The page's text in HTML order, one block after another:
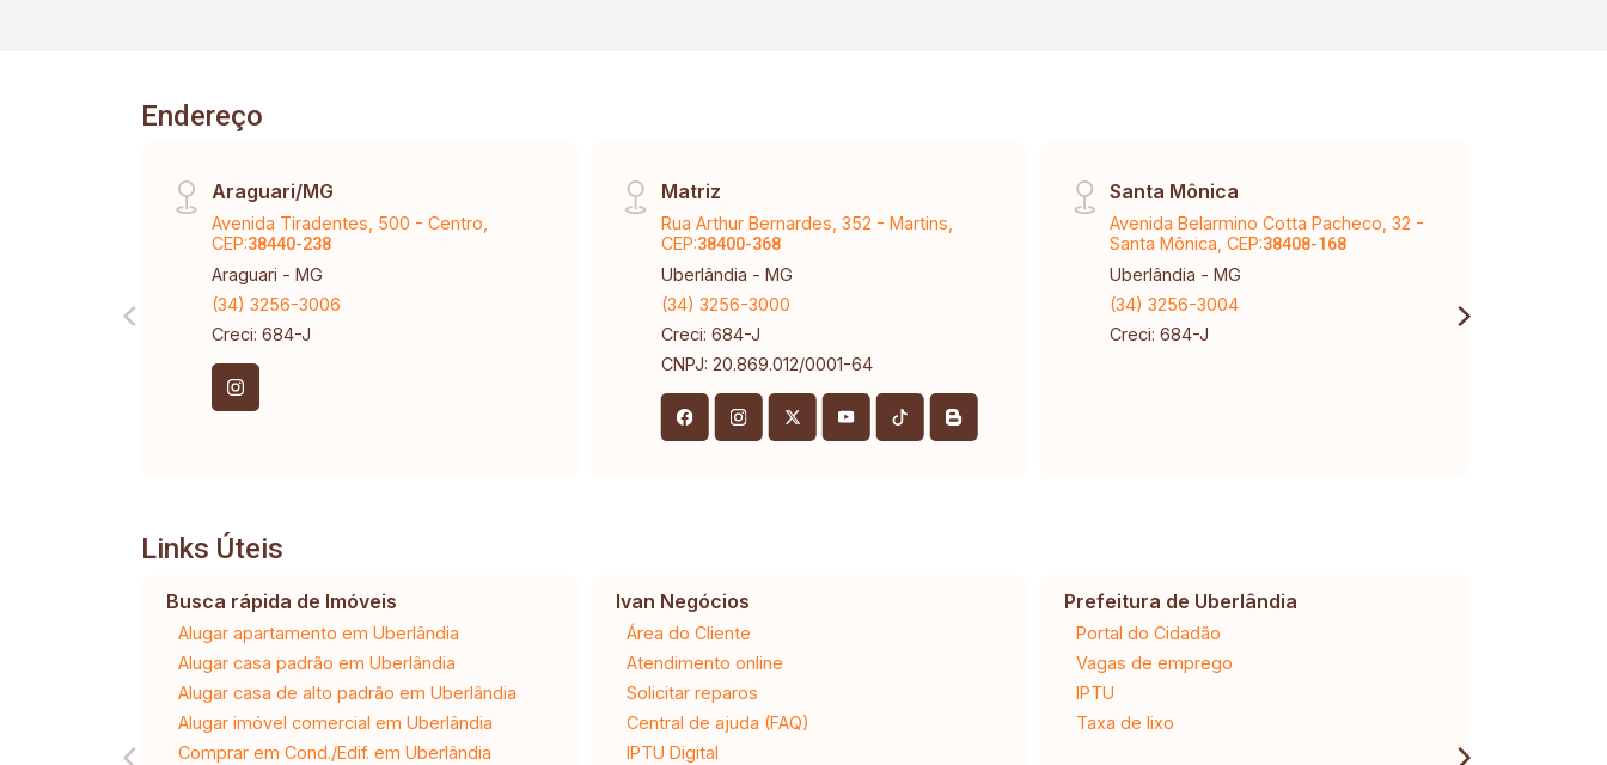
Endereço
Araguari/MG
Avenida Tiradentes, 500 - Centro,
CEP:38440-238
Araguari - MG
(34) 3256-3006
Creci: 684-J
Matriz
Rua Arthur Bernardes, 352 - Martins,
CEP:38400-368
Uberlândia - MG
(34) 3256-3000
Creci: 684-J
CNPJ: 20.869.012/0001-64
Santa Mônica
Avenida Belarmino Cotta Pacheco, 32 -
Santa Mônica, CEP:38408-168
Uberlândia - MG
(34) 3256-3004
Creci: 684-J
Links Úteis
Busca rápida de Imóveis
Alugar apartamento em Uberlândia
Alugar casa padrão em Uberlândia
Alugar casa de alto padrão em Uberlândia
Alugar imóvel comercial em Uberlândia
Comprar em Cond./Edif. em Uberlândia
Ivan Negócios
Área do Cliente
Atendimento online
Solicitar reparos
Central de ajuda (FAQ)
IPTU Digital
Prefeitura de Uberlândia
Portal do Cidadão
Vagas de emprego
IPTU
Taxa de lixo